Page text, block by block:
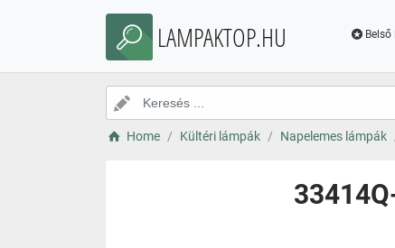
LAMPAKTOP.HU
Home Kültéri lámpák Napelemes lámpák